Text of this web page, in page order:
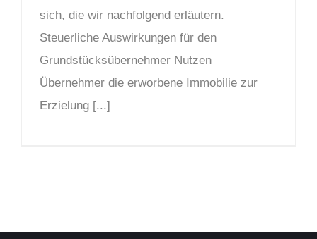
sich, die wir nachfolgend erläutern.
Steuerliche Auswirkungen für den
Grundstücksübernehmer Nutzen
Übernehmer die erworbene Immobilie zur
Erzielung [...]